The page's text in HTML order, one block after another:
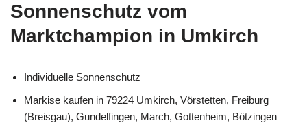
Sonnenschutz vom
Marktchampion in Umkirch
Individuelle Sonnenschutz
Markise kaufen in 79224 Umkirch, Vörstetten, Freiburg
(Breisgau), Gundelfingen, March, Gottenheim, Bötzingen